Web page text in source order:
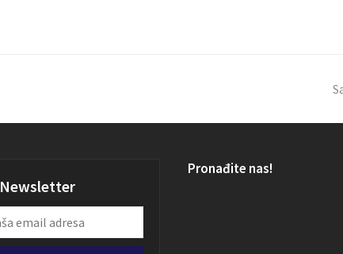
Newsletter
Pronađite nas!